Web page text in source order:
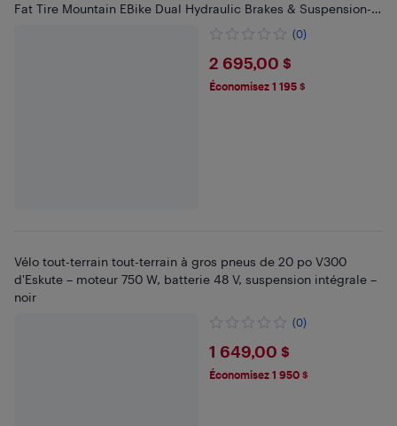
Fat Tire Mountain EBike Dual Hydraulic Brakes & Suspension-
(0)
$2695
2 695,00 $
Économisez 1 195 $
Vélo tout-terrain tout-terrain à gros pneus de 20 po V300
d'Eskute – moteur 750 W, batterie 48 V, suspension intégrale –
noir
(0)
$1649
1 649,00 $
Économisez 1 950 $